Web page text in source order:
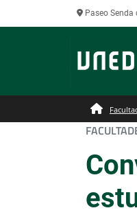
Paseo Senda